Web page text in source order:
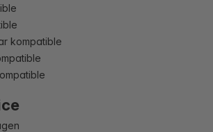
kompatible